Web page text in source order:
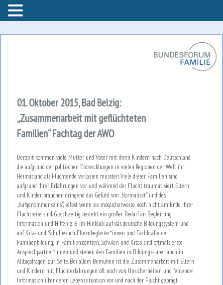
01. Oktober 2015, Bad Belzig:
„Zusammenarbeit mit geflüchteten
Familien“ Fachtag der AWO
Derzeit kommen viele Mütter und Väter mit ihren Kindern nach Deutschland,
die aufgrund der politischen Entwicklungen in vielen Regionen der Welt ihr
Heimatland als Flüchtende verlassen mussten. Viele dieser Familien sind
aufgrund ihrer Erfahrungen vor und während der Flucht traumatisiert. Eltern
und Kinder brauchen dringend das Gefühl von „Normalität“ und des
„Aufgenommenseins“, selbst wenn sie möglicherweise noch nicht am Ende ihrer
Fluchtreise sind. Gleichzeitig besteht ein großer Bedarf an Begleitung,
Information und Hilfen z. B. im Hinblick auf das deutsche Bildungssystem und
auf Kita- und Schulbesuch. Elternbegleiter*innen und Fachkräfte der
Familienbildung, in Familienzentren, Schulen und Kitas sind oftmals erste
Ansprechpartner*innen und stehen den Familien in Bildungs-, aber auch in
Alltagsfragen zur Seite. Bei allem Bemühen ist die Zusammenarbeit mit Eltern
und Kindern mit Fluchterfahrungen oft noch von Unsicherheiten und fehlender
Information über deren Lebenssituation vor und nach der Flucht geprägt.